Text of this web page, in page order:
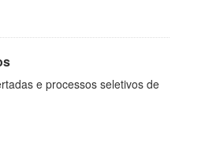
e processos seletivos de